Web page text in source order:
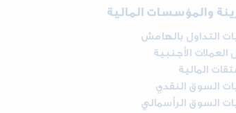
والمؤسسات المالية
التداول بالهامش
العملات الأجنبية
المالية
السوق النقدي
السوق الرأسمالي